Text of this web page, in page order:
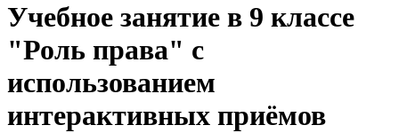
Учебное занятие в 9 классе
"Роль права" с
использованием
интерактивных приёмов